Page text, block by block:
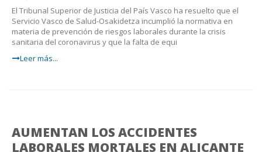
El Tribunal Superior de Justicia del País Vasco ha resuelto que el
Servicio Vasco de Salud-Osakidetza incumplió la normativa en
materia de prevención de riesgos laborales durante la crisis
sanitaria del coronavirus y que la falta de equi
Leer más...
AUMENTAN LOS ACCIDENTES
LABORALES MORTALES EN ALICANTE